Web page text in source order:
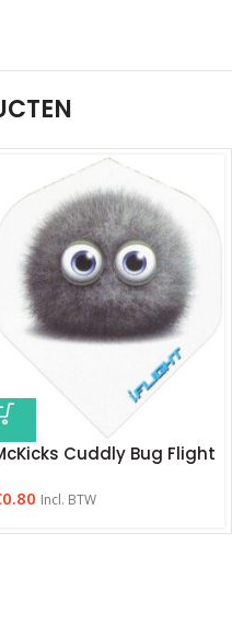
Cuddly Bug Flight
0.80 Incl. BTW